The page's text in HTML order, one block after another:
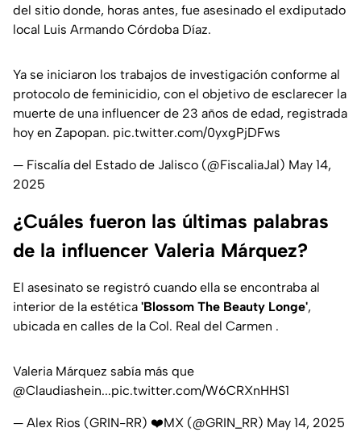
del sitio donde, horas antes, fue asesinado el exdiputado
local Luis Armando Córdoba Díaz.
Ya se iniciaron los trabajos de investigación conforme al
protocolo de feminicidio, con el objetivo de esclarecer la
muerte de una influencer de 23 años de edad, registrada
hoy en Zapopan. pic.twitter.com/0yxgPjDFws
— Fiscalía del Estado de Jalisco (@FiscaliaJal) May 14,
2025
¿Cuáles fueron las últimas palabras
de la influencer Valeria Márquez?
El asesinato se registró cuando ella se encontraba al
interior de la estética 'Blossom The Beauty Longe',
ubicada en calles de la Col. Real del Carmen .
Valeria Márquez sabía más que
@Claudiashein...pic.twitter.com/W6CRXnHHS1
— Alex Rios (GRIN-RR) ❤️MX (@GRIN_RR) May 14, 2025